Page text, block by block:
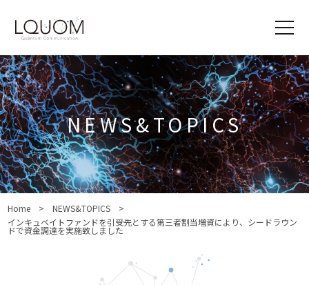
NEWS&TOPICS
Home
NEWS&TOPICS
インキュベイトファンドを引受先とする第三者割当増資により、シードラウン
ドで資金調達を実施致しました